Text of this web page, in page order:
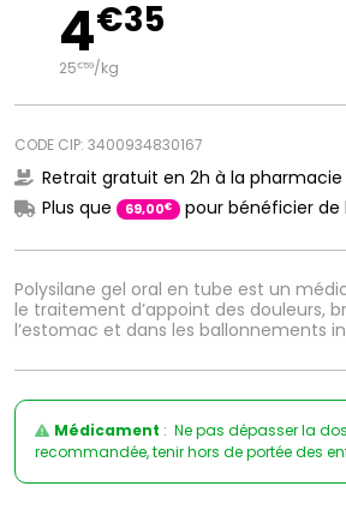
Polysilane gel oral en tube est un
le traitement d’appoint des douleurs,
l’estomac et dans les ballonnements
4€35
25€59/kg
CODE CIP: 3400934830167
Retrait gratuit en 2h à la pharmacie
Plus que
69,00€ pour bénéficier de
Médicament : Ne pas dépasser la
recommandée, tenir hors de portée des